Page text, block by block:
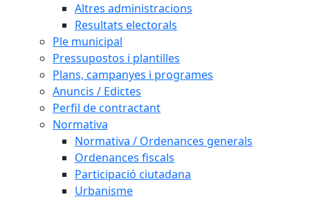
Altres administracions
Resultats electorals
Ple municipal
Pressupostos i plantilles
Plans, campanyes i programes
Anuncis / Edictes
Perfil de contractant
Normativa
Normativa / Ordenances generals
Ordenances fiscals
Participació ciutadana
Urbanisme